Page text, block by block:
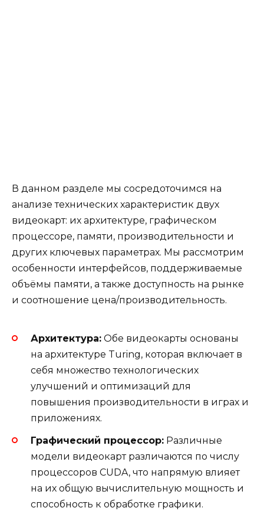
В данном разделе мы сосредоточимся на
анализе технических характеристик двух
видеокарт: их архитектуре, графическом
процессоре, памяти, производительности и
других ключевых параметрах. Мы рассмотрим
особенности интерфейсов, поддерживаемые
объёмы памяти, а также доступность на рынке
и соотношение цена/производительность.
Архитектура: Обе видеокарты основаны
на архитектуре Turing, которая включает в
себя множество технологических
улучшений и оптимизаций для
повышения производительности в играх и
приложениях.
Графический процессор: Различные
модели видеокарт различаются по числу
процессоров CUDA, что напрямую влияет
на их общую вычислительную мощность и
способность к обработке графики.